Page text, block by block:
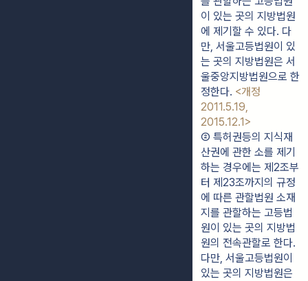
이 있는 곳의 지방법원
에 제기할 수 있다. 다
만, 서울고등법원이 있
는 곳의 지방법원은 서
울중앙지방법원으로 한
정한다. <개정
2011.5.19,
2015.12.1>
② 특허권등의 지식재
산권에 관한 소를 제기
하는 경우에는 제2조부
터 제23조까지의 규정
에 따른 관할법원 소재
지를 관할하는 고등법
원이 있는 곳의 지방법
원의 전속관할로 한다.
다만, 서울고등법원이
있는 곳의 지방법원은